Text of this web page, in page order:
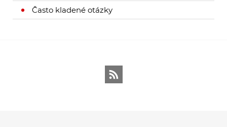
Často kladené otázky